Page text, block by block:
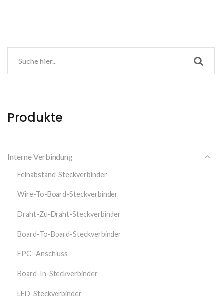
Produkte
Interne Verbindung
Feinabstand-Steckverbinder
Wire-To-Board-Steckverbinder
Draht-Zu-Draht-Steckverbinder
Board-To-Board-Steckverbinder
FPC -Anschluss
Board-In-Steckverbinder
LED-Steckverbinder